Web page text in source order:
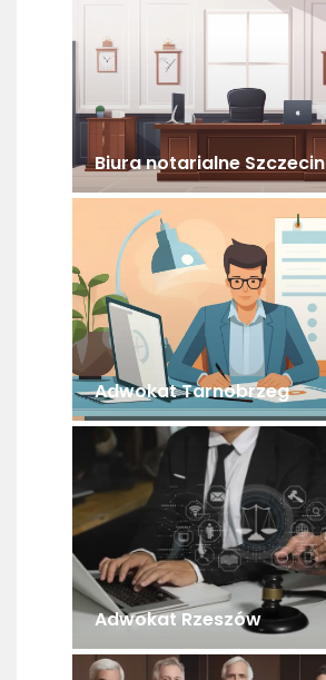
Biura notarialne Szczecin
Adwokat Tarnobrzeg
Adwokat Rzeszów